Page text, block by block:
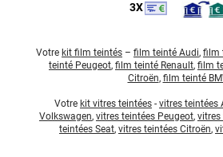
3X
Votre kit film teintés – film teinté Audi, film
teinté Peugeot, film teinté Renault, film
Citroën, film teinté
Votre kit vitres teintées - vitres teintées
Volkswagen, vitres teintées Peugeot, vitres
teintées Seat, vitres teintées Citroën,